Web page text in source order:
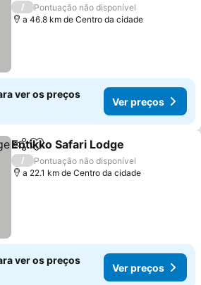
/
Pontuação não disponível
a 46.8 km de Centro da cidade
ver os preços
Ver preços
PartilharAdicionar aos favoritos
Entikko Safari Lodge
/
Pontuação não disponível
a 22.1 km de Centro da cidade
ver os preços
Ver preços